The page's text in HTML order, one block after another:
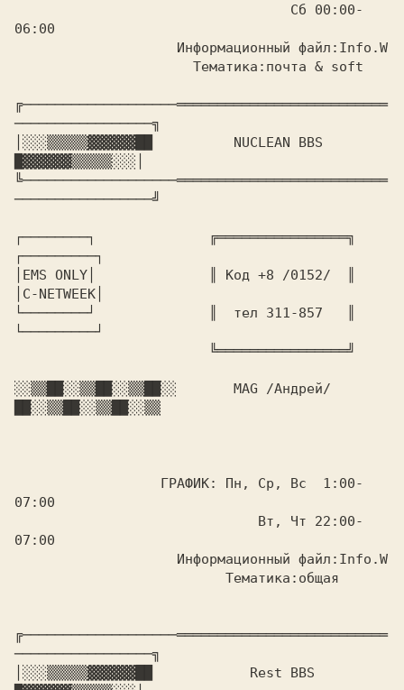
06:00
╔───────────────────══════════════════════════
─────────────────╗
│░░░▒▒▒▒▒▓▓▓▓▓▓██
█▓▓▓▓▓▓▒▒▒▒▒░░░│
╚───────────────────══════════════════════════
┌────────┐              ╔════════════════╗
┌─────────┐
│EMS ONLY│              ║ Код +8 /0152/  ║
│C-NETWEEK│
└────────┘              ║  тел 311-857   ║
└─────────┘
░░▒▒██░░▒▒██░░▒▒██░░
██░░▒▒██░░▒▒██░░▒▒
07:00
07:00
╔───────────────────══════════════════════════
─────────────────╗
│░░░▒▒▒▒▒▓▓▓▓▓▓██